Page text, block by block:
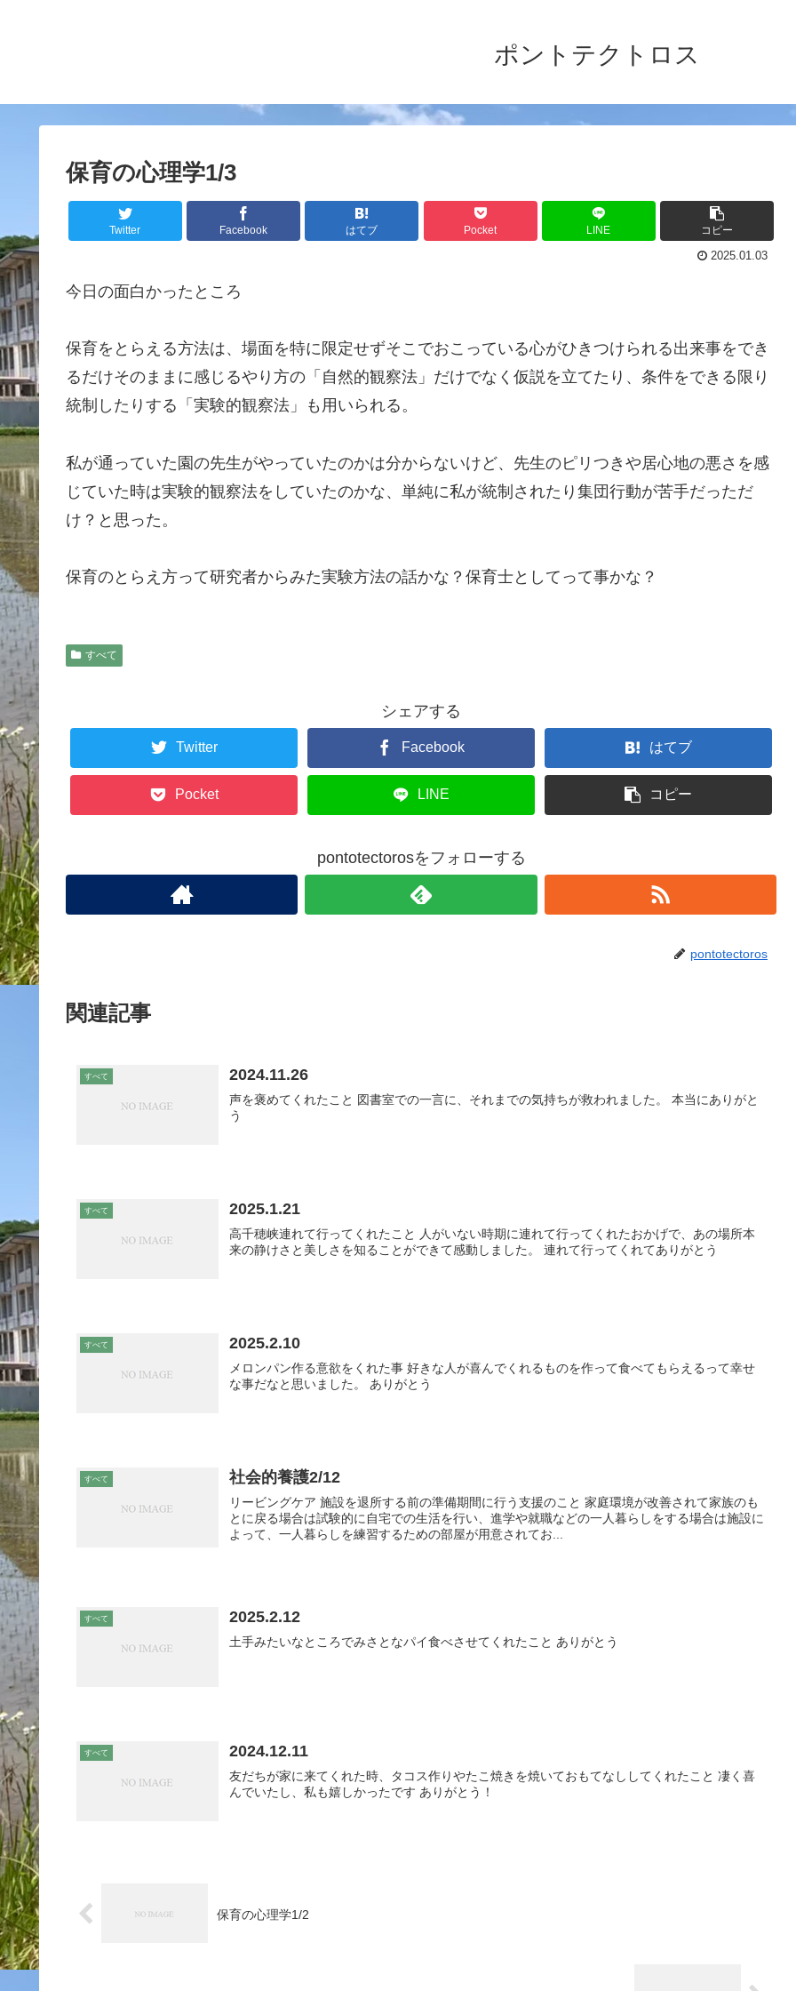
ポントテクトロス
保育の心理学1/3
Twitter Facebook はてブ Pocket LINE コピー
2025.01.03
今日の面白かったところ
保育をとらえる方法は、場面を特に限定せずそこでおこっている心がひきつけられる出来事をでき
るだけそのままに感じるやり方の「自然的観察法」だけでなく仮説を立てたり、条件をできる限り
統制したりする「実験的観察法」も用いられる。
私が通っていた園の先生がやっていたのかは分からないけど、先生のピリつきや居心地の悪さを感
じていた時は実験的観察法をしていたのかな、単純に私が統制されたり集団行動が苦手だっただ
け？と思った。
保育のとらえ方って研究者からみた実験方法の話かな？保育士としてって事かな？
すべて
シェアする
Twitter Facebook はてブ
Pocket LINE コピー
pontotectorosをフォローする
pontotectoros
関連記事
すべて 2024.11.26
声を褒めてくれたこと 図書室での一言に、それまでの気持ちが救われました。 本当にありがと
う
すべて 2025.1.21
高千穂峡連れて行ってくれたこと 人がいない時期に連れて行ってくれたおかげで、あの場所本
来の静けさと美しさを知ることができて感動しました。 連れて行ってくれてありがとう
すべて 2025.2.10
メロンパン作る意欲をくれた事 好きな人が喜んでくれるものを作って食べてもらえるって幸せ
な事だなと思いました。 ありがとう
すべて 社会的養護2/12
リービングケア 施設を退所する前の準備期間に行う支援のこと 家庭環境が改善されて家族のも
とに戻る場合は試験的に自宅での生活を行い、進学や就職などの一人暮らしをする場合は施設に
よって、一人暮らしを練習するための部屋が用意されてお...
すべて 2025.2.12
土手みたいなところでみさとなパイ食べさせてくれたこと ありがとう
すべて 2024.12.11
友だちが家に来てくれた時、タコス作りやたこ焼きを焼いておもてなししてくれたこと 凄く喜
んでいたし、私も嬉しかったです ありがとう！
保育の心理学1/2